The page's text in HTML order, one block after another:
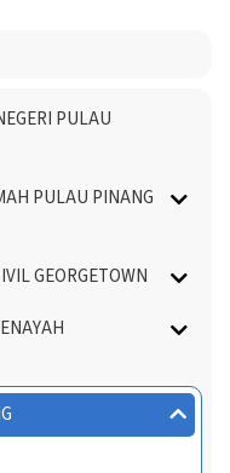
PULAU
PULAU PINANG
GEORGETOWN